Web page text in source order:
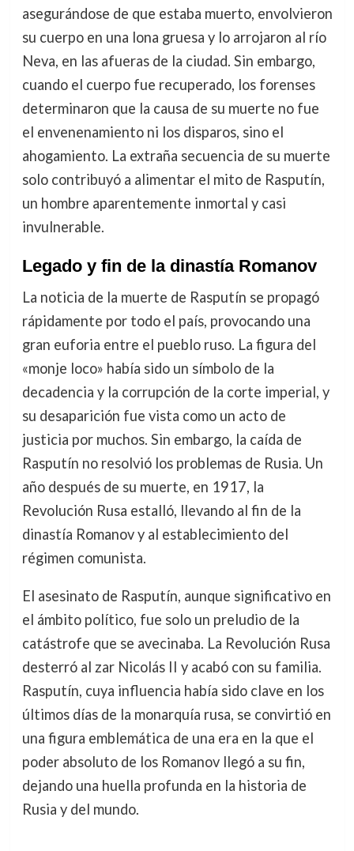
asegurándose de que estaba muerto, envolvieron
su cuerpo en una lona gruesa y lo arrojaron al río
Neva, en las afueras de la ciudad. Sin embargo,
cuando el cuerpo fue recuperado, los forenses
determinaron que la causa de su muerte no fue
el envenenamiento ni los disparos, sino el
ahogamiento. La extraña secuencia de su muerte
solo contribuyó a alimentar el mito de Rasputín,
un hombre aparentemente inmortal y casi
invulnerable.
Legado y fin de la dinastía Romanov
La noticia de la muerte de Rasputín se propagó
rápidamente por todo el país, provocando una
gran euforia entre el pueblo ruso. La figura del
«monje loco» había sido un símbolo de la
decadencia y la corrupción de la corte imperial, y
su desaparición fue vista como un acto de
justicia por muchos. Sin embargo, la caída de
Rasputín no resolvió los problemas de Rusia. Un
año después de su muerte, en 1917, la
Revolución Rusa estalló, llevando al fin de la
dinastía Romanov y al establecimiento del
régimen comunista.
El asesinato de Rasputín, aunque significativo en
el ámbito político, fue solo un preludio de la
catástrofe que se avecinaba. La Revolución Rusa
desterró al zar Nicolás II y acabó con su familia.
Rasputín, cuya influencia había sido clave en los
últimos días de la monarquía rusa, se convirtió en
una figura emblemática de una era en la que el
poder absoluto de los Romanov llegó a su fin,
dejando una huella profunda en la historia de
Rusia y del mundo.